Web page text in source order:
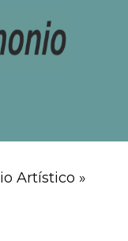
Artístico »